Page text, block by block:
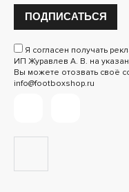
ПОДПИСАТЬСЯ
Я согласен получать
ИП Журавлев А. В. на
Вы можете отозвать своё
info@footboxshop.ru